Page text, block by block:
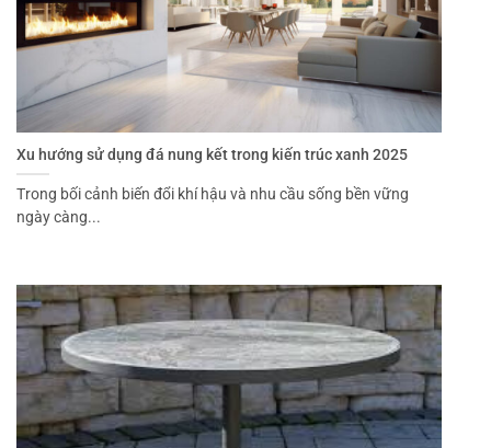
Xu hướng sử dụng đá nung kết trong kiến trúc xanh 2025
Trong bối cảnh biến đổi khí hậu và nhu cầu sống bền vững
ngày càng...